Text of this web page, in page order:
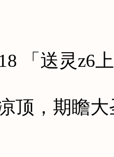
送灵z6上
，期瞻大